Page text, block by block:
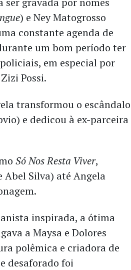
) e Ney Matogrosso
constante agenda de
um bom período ter
em especial por
Possi.
transformou o escândalo
e dedicou à ex-parceira
Só Nos Resta Viver,
Abel Silva) até Angela
inspirada, a ótima
a Maysa e Dolores
polêmica e criadora de
desaforado foi